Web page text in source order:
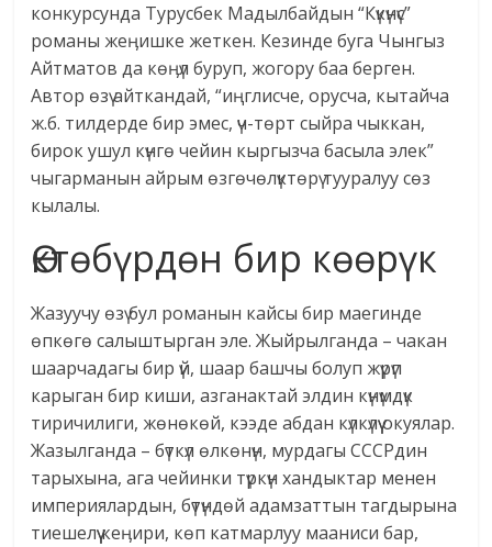
конкурсунда Турусбек Мадылбайдын “Күкүнүс”
романы жеӊишке жеткен. Кезинде буга Чынгыз
Айтматов да көӊүл буруп, жогору баа берген.
Автор өзү айткандай, “иңглисче, орусча, кытайча
ж.б. тилдерде бир эмес, үч-төрт сыйра чыккан,
бирок ушул күнгө чейин кыргызча басыла элек”
чыгарманын айрым өзгөчөлүктөрү тууралуу сөз
кылалы.
Өктөбүрдөн бир көөрүк
Жазуучу өзү бул романын кайсы бир маегинде
өпкөгө салыштырган эле. Жыйрылганда – чакан
шаарчадагы бир үй, шаар башчы болуп жүрүп
карыган бир киши, азганактай элдин күнүмдүк
тиричилиги, жөнөкөй, кээде абдан күлкүлүү окуялар.
Жазылганда – бүткүл өлкөнүн, мурдагы СССРдин
тарыхына, ага чейинки түркүн хандыктар менен
империялардын, бүтүндөй адамзаттын тагдырына
тиешелүү кеӊири, көп катмарлуу мааниси бар,